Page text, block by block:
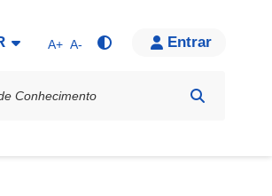
A+ A- Entrar